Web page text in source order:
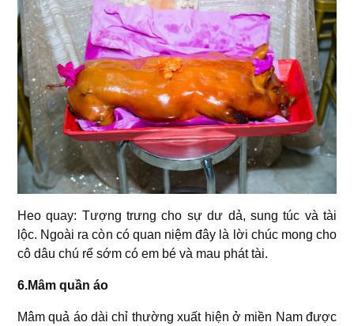
Heo quay: Tượng trưng cho sự dư dả, sung túc và tài
lộc. Ngoài ra còn có quan niệm đây là lời chúc mong cho
cô dâu chú rể sớm có em bé và mau phát tài.
6.Mâm quần áo
Mâm quả áo dài chỉ thường xuất hiện ở miền Nam được